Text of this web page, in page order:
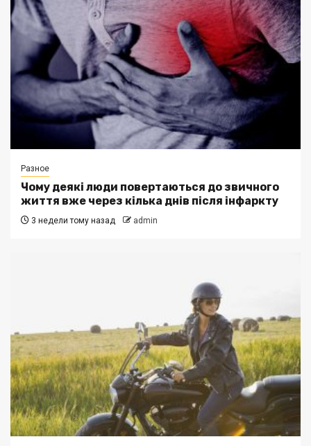
Разное
Чому деякі люди повертаються до звичного
життя вже через кілька днів після інфаркту
3 недели тому назад admin